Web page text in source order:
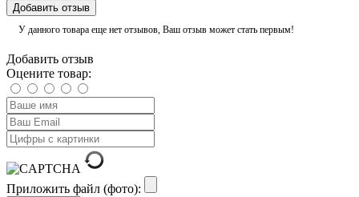
Добавить отзыв
У данного товара еще нет отзывов, Ваш отзыв может стать первым!
Добавить отзыв
Оцените товар:
Приложить файл (фото):